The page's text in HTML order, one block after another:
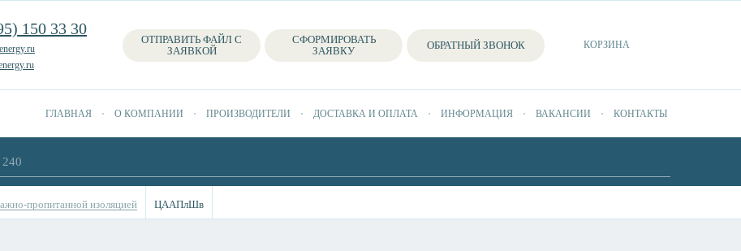
150 33 30
ОТПРАВИТЬ ФАЙЛ С
ЗАЯВКОЙ
СФОРМИРОВАТЬ
ЗАЯВКУ
ОБРАТНЫЙ ЗВОНОК КОРЗИНА
ГЛАВНАЯ О КОМПАНИИ ПРОИЗВОДИТЕЛИ ДОСТАВКА И ОПЛАТА ИНФОРМАЦИЯ ВАКАНСИИ КОНТАКТЫ
пропитанной изоляцией ЦААПлШв